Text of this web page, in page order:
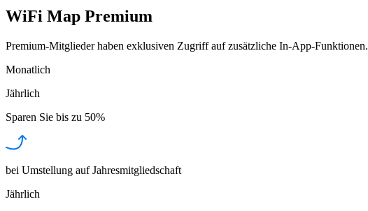
WiFi Map Premium
Premium-Mitglieder haben exklusiven Zugriff auf zusätzliche In-App-Funktionen.
Monatlich
Jährlich
Sparen Sie bis zu 50%
bei Umstellung auf Jahresmitgliedschaft
Jährlich